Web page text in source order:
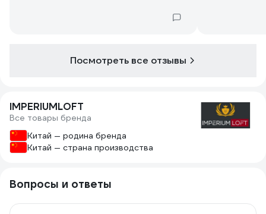
Посмотреть все отзывы
IMPERIUMLOFT
Все товары бренда
Китай — родина бренда
Китай — страна производства
Вопросы и ответы